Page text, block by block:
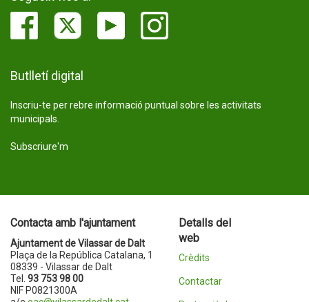
Butlletí digital
Inscriu-te per rebre informació puntual sobre les activitats
municipals.
Subscriure'm
Contacta amb l'ajuntament
Ajuntament de Vilassar de Dalt
Plaça de la República Catalana, 1
08339 - Vilassar de Dalt
Tel. 93 753 98 00
NIF P0821300A
Detalls del
web
Crèdits
Contactar